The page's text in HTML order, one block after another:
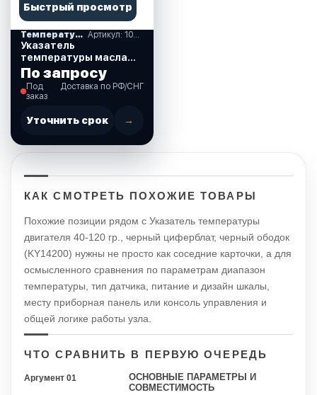
Быстрый просмотр
Температура двигателя
Указатель
температуры масла
50-150 гр. белый
циферблат. (10252223)
По запросу
Под
заказ
Доставка по РФ/СНГ
Уточнить срок →
КАК СМОТРЕТЬ ПОХОЖИЕ ТОВАРЫ
Похожие позиции рядом с Указатель температуры
двигателя 40-120 гр., черный циферблат, черный ободок
(KY14200) нужны не просто как соседние карточки, а для
осмысленного сравнения по параметрам диапазон
температуры, тип датчика, питание и дизайн шкалы,
месту приборная панель или консоль управления и
общей логике работы узла.
ЧТО СРАВНИТЬ В ПЕРВУЮ ОЧЕРЕДЬ
Аргумент 01
ОСНОВНЫЕ ПАРАМЕТРЫ И
СОВМЕСТИМОСТЬ